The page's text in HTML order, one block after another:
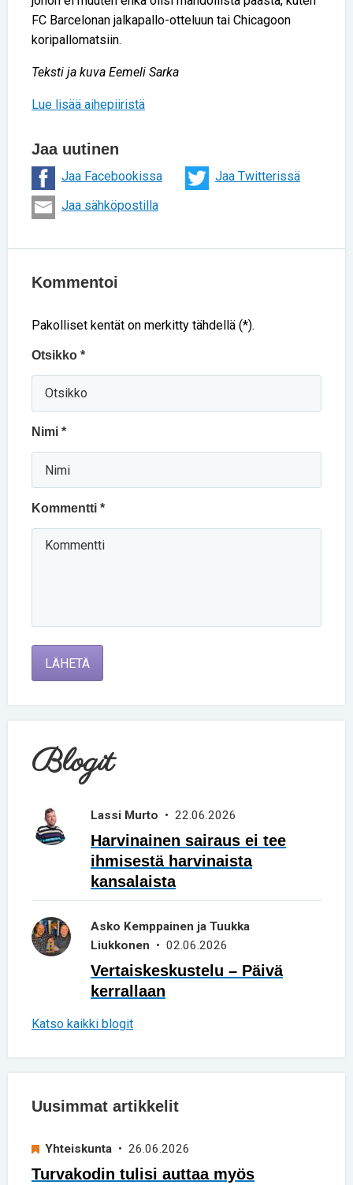
FC Barcelonan jalkapallo-otteluun tai Chicagoon
koripallomatsiin.
Teksti ja kuva Eemeli Sarka
Lue lisää aihepiiristä
Jaa uutinen
Jaa Facebookissa
Jaa Twitterissä
Jaa sähköpostilla
Kommentoi
Pakolliset kentät on merkitty tähdellä (*).
Otsikko *
Nimi *
Kommentti *
LÄHETÄ
Blogit
Lassi Murto • 22.06.2026
Harvinainen sairaus ei tee
ihmisestä harvinaista
kansalaista
Asko Kemppainen ja Tuukka
Liukkonen • 02.06.2026
Vertaiskeskustelu – Päivä
kerrallaan
Katso kaikki blogit
Uusimmat artikkelit
Yhteiskunta • 26.06.2026
Turvakodin tulisi auttaa myös